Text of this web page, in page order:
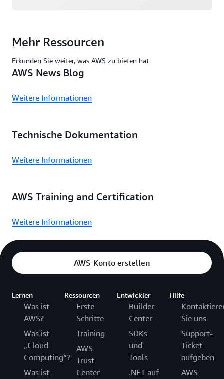
Mehr Ressourcen
Erkunden Sie weiter, was AWS zu bieten hat
AWS News Blog
Weitere Informationen
Technische Dokumentation
Weitere Informationen
AWS Training and Certification
Weitere Informationen
AWS-Konto erstellen
Lernen
Was ist
AWS?
Was ist
„Cloud
Computing“?
Was ist
Ressourcen
Erste
Schritte
Training
AWS
Trust
Center
Entwickler
Builder
Center
SDKs
und
Tools
.NET auf
Hilfe
Sie uns
Support-
Ticket
aufgeben
AWS